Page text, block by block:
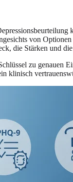
von
die Stärken und
zu
klinisch